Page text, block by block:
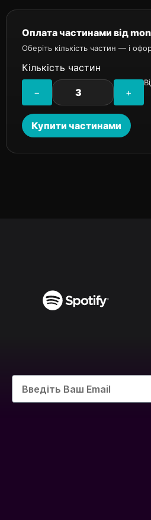
Оплата частинами від
Оберіть кількість частин — і
Кількість частин
− +
Купити частинами